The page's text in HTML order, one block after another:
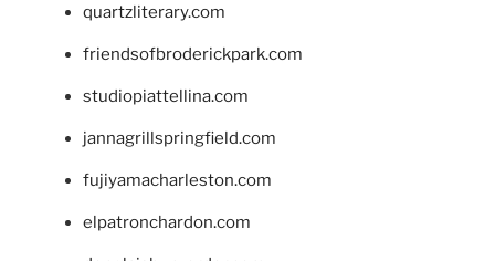
quartzliterary.com
friendsofbroderickpark.com
studiopiattellina.com
jannagrillspringfield.com
fujiyamacharleston.com
elpatronchardon.com